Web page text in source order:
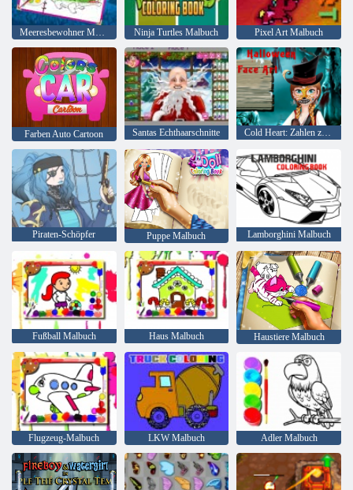
Meeresbewohner Malbuch Ninja Turtles Malbuch Pixel Art Malbuch
Farben Auto Cartoon Santas Echthaarschnitte Cold Heart: Zahlen zum Gesicht Annas für Halloween
Piraten-Schöpfer Puppe Malbuch Lamborghini Malbuch
Fußball Malbuch Haus Malbuch Haustiere Malbuch
Flugzeug-Malbuch LKW Malbuch Adler Malbuch